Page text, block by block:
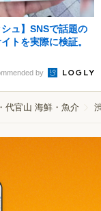
シュ】SNSで話題の
トを実際に検証。
by
代官山 海鮮・魚介